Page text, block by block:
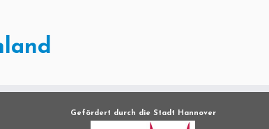
Gefördert durch die Stadt Hannover